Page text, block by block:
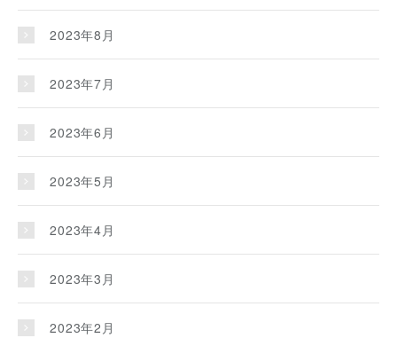
2023年8月
2023年7月
2023年6月
2023年5月
2023年4月
2023年3月
2023年2月